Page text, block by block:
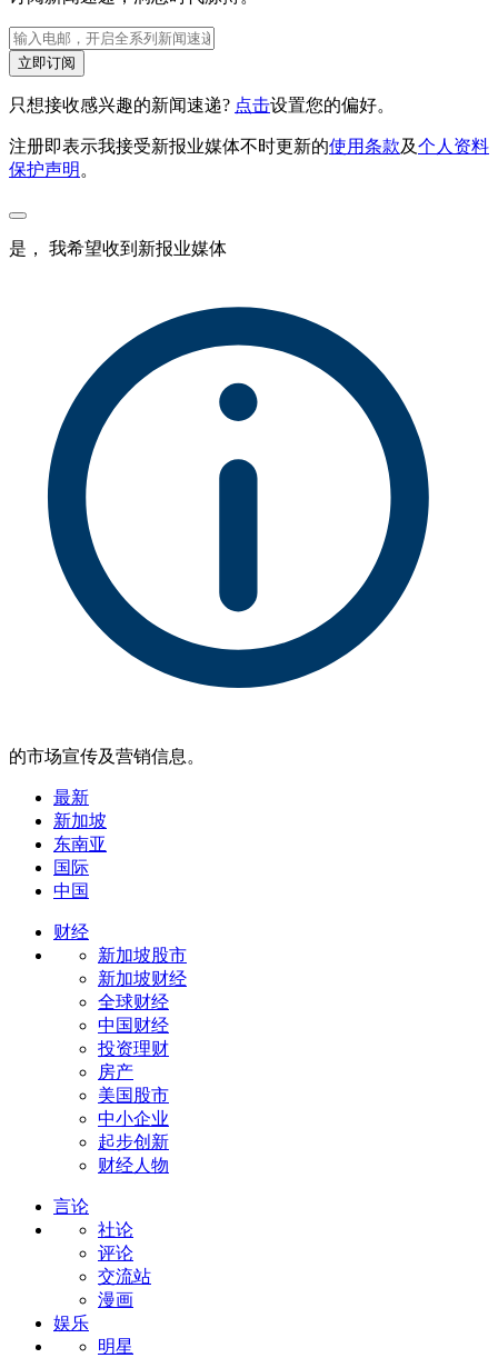
立即订阅
只想接收感兴趣的新闻速递? 点击设置您的偏好。
注册即表示我接受新报业媒体不时更新的使用条款及个人资料
保护声明 。
是， 我希望收到新报业媒体
的市场宣传及营销信息。
最新
新加坡
东南亚
国际
中国
财经
新加坡股市
新加坡财经
全球财经
中国财经
投资理财
房产
美国股市
中小企业
起步创新
财经人物
言论
社论
评论
交流站
漫画
娱乐
明星